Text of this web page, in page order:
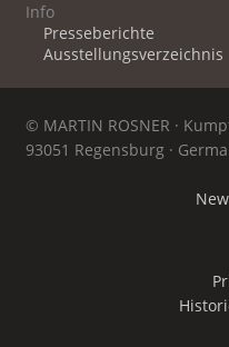
Info
Presseberichte
Ausstellungsverzeichnis
© MARTIN ROSNER ·
93051 Regensburg ·